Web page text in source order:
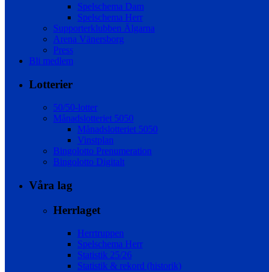
Spelschema Dam
Spelschema Herr
Supporterklubben Älgarna
Arena Vänersborg
Press
Bli medlem
Lotterier
50/50-lotter
Månadslotteriet 5050
Månadslotteriet 5050
Vinstplan
Bingolotto Prenumeration
Bingolotto Digitalt
Våra lag
Herrlaget
Herrtruppen
Spelschema Herr
Statistik 25/26
Statistik & rekord (historik)